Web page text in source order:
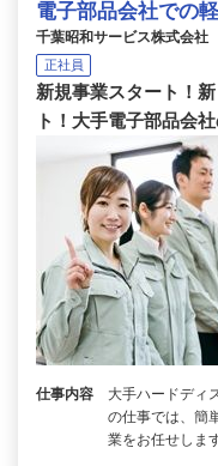
電子部品会社での
千葉昭和サービス株式会社
正社員
新規事業スタート！
ト！大手電子部品会
仕事内容
大手ハードディ
の仕事では、簡
業をお任せしま